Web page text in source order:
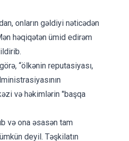
onların gəldiyi nəticədən
həqiqətən ümid edirəm
“ölkənin reputasiyası,
və həkimlərin "başqa
və ona əsasən tam
deyil. Təşkilatın